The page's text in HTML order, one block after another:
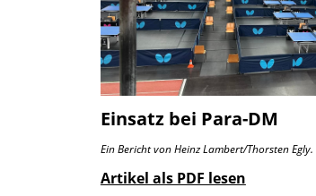
Einsatz bei Para-DM
Ein Bericht von Heinz Lambert/Thorsten Egly.
Artikel als PDF lesen